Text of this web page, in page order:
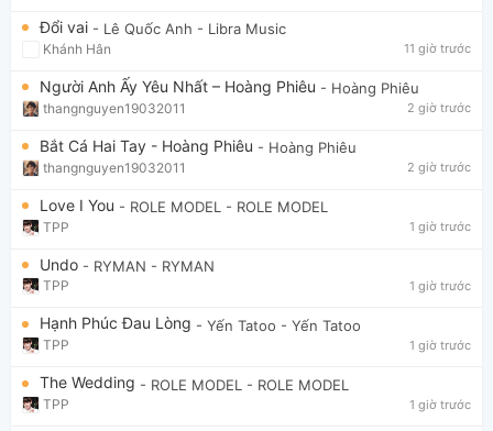
Đổi vai - Lê Quốc Anh - Libra Music
Khánh Hân 11 giờ trước
Người Anh Ấy Yêu Nhất – Hoàng Phiêu - Hoàng Phiêu
thangnguyen19032011 2 giờ trước
Bắt Cá Hai Tay - Hoàng Phiêu - Hoàng Phiêu
thangnguyen19032011 2 giờ trước
Love I You - ROLE MODEL - ROLE MODEL
TPP 1 giờ trước
Undo - RYMAN - RYMAN
TPP 1 giờ trước
Hạnh Phúc Đau Lòng - Yến Tatoo - Yến Tatoo
TPP 1 giờ trước
The Wedding - ROLE MODEL - ROLE MODEL
TPP 1 giờ trước